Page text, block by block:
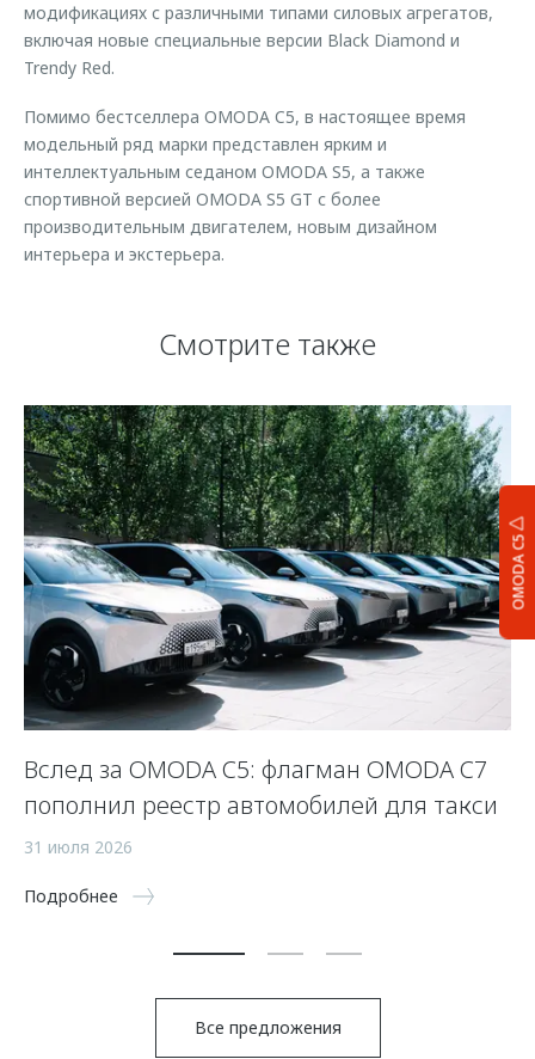
OMODA C5
модификациях с различными типами силовых агрегатов,
включая новые специальные версии Black Diamond и
Trendy Red.
Помимо бестселлера OMODA C5, в настоящее время
модельный ряд марки представлен ярким и
интеллектуальным седаном OMODA S5, а также
спортивной версией OMODA S5 GT с более
производительным двигателем, новым дизайном
интерьера и экстерьера.
Смотрите также
Вслед за OMODA C5: флагман OMODA C7
пополнил реестр автомобилей для такси
31 июля 2026
Подробнее
Все предложения